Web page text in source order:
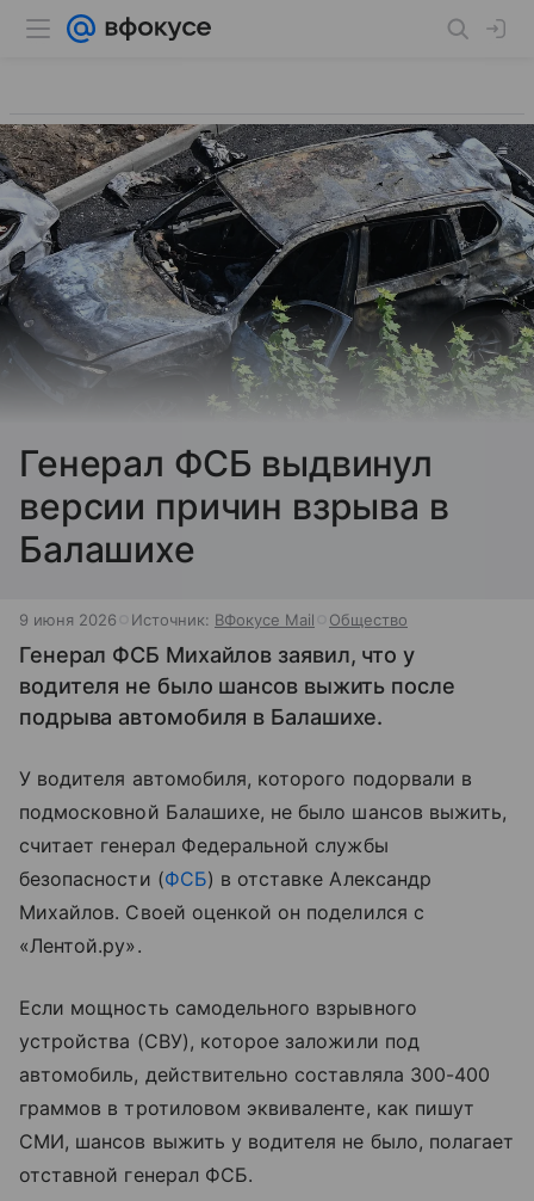
Генерал ФСБ выдвинул
версии причин взрыва в
Балашихе
9 июня 2026 Источник: ВФокусе Mail Общество
Генерал ФСБ Михайлов заявил, что у
водителя не было шансов выжить после
подрыва автомобиля в Балашихе.
У водителя автомобиля, которого подорвали в
подмосковной Балашихе, не было шансов выжить,
считает генерал Федеральной службы
безопасности (ФСБ) в отставке Александр
Михайлов. Своей оценкой он поделился с
«Лентой.ру».
Если мощность самодельного взрывного
устройства (СВУ), которое заложили под
автомобиль, действительно составляла 300-400
граммов в тротиловом эквиваленте, как пишут
СМИ, шансов выжить у водителя не было, полагает
отставной генерал ФСБ.